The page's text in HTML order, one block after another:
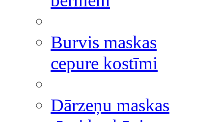
Burvis maskas
cepure kostīmi
Dārzeņu maskas